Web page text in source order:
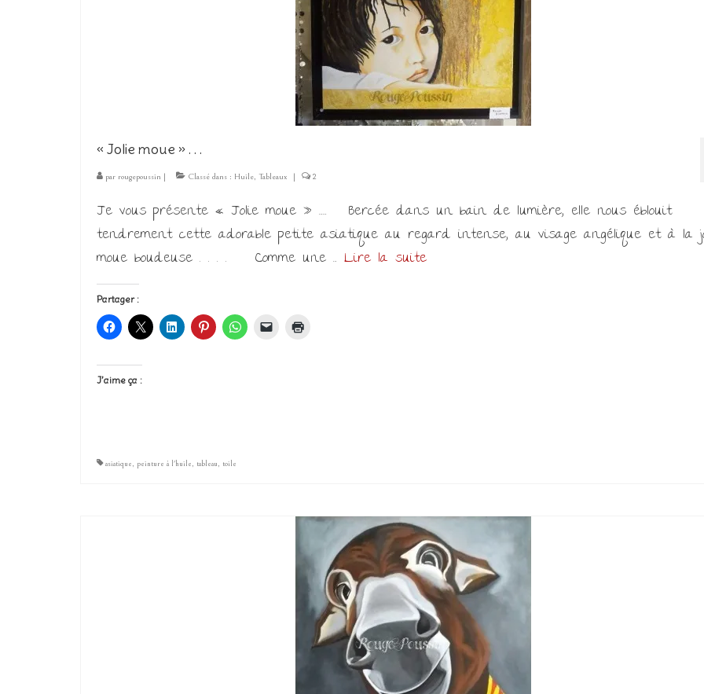
« Jolie moue » . . .
par rougepoussin | Classé dans : Huile, Tableaux | 2
Je vous présente « Jolie moue » …… Bercée dans un bain de lumière, elle nous éblouit
tendrement cette adorable petite asiatique au regard intense, au visage angélique et à la
moue boudeuse . . . . Comme une … Lire la suite­­
Partager :
J’aime ça :
asiatique, peinture à l'huile, tableau, toile